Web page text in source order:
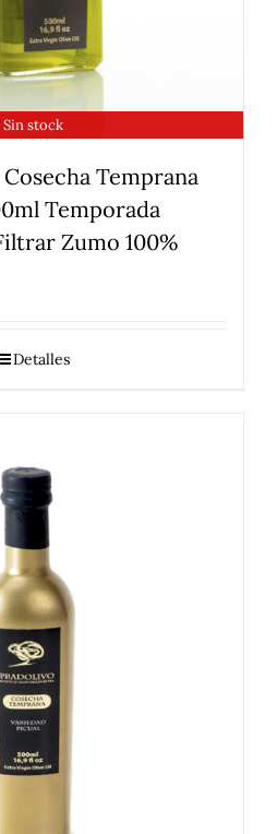
Sin stock
Temprana
Temporada
Zumo 100%
Detalles